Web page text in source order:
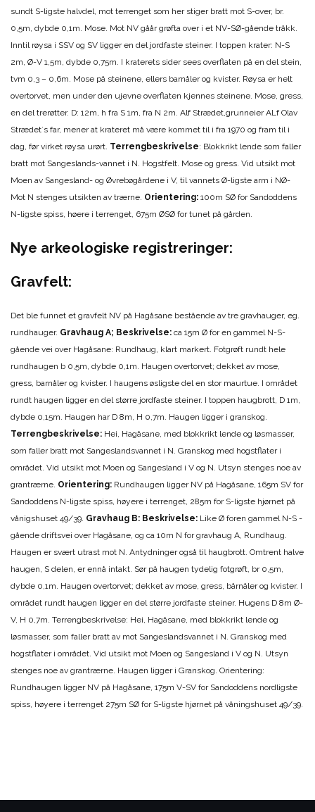
sundt S-ligste halvdel, mot terrenget som her stiger bratt mot S-over, br.
0,5m, dybde 0,1m. Mose. Mot NV gåår grøfta over i et NV-SØ-gående tråkk.
Inntil røysa i SSV og SV ligger en del jordfaste steiner. I toppen krater: N-S
2m, Ø-V 1,5m, dybde 0,75m. I kraterets sider sees overflaten på en del stein,
tvm 0,3 – 0,6m. Mose på steinene, ellers barnåler og kvister. Røysa er helt
overtorvet, men under den ujevne overflaten kjennes steinene. Mose, gress,
en del trerøtter. D: 12m, h fra S 1m, fra N 2m. Alf Strædet,grunneier ALf Olav
Strædet`s far, mener at krateret må være kommet til i fra 1970 og fram til i
dag, før virket røysa urørt. Terrengbeskrivelse: Blokkrikt lende som faller
bratt mot Sangeslands-vannet i N. Hogstfelt. Mose og gress. Vid utsikt mot
Moen av Sangesland- og Øvrebøgårdene i V, til vannets Ø-ligste arm i NØ-
Mot N stenges utsikten av trærne. Orientering: 100m SØ for Sandoddens
N-ligste spiss, høere i terrenget, 675m ØSØ for tunet på gården.
Nye arkeologiske registreringer:
Gravfelt:
Det ble funnet et gravfelt NV på Hagåsane bestående av tre gravhauger, eg.
rundhauger. Gravhaug A; Beskrivelse: ca 15m Ø for en gammel N-S-
gående vei over Hagåsane: Rundhaug, klart markert. Fotgrøft rundt hele
rundhaugen b 0,5m, dybde 0,1m. Haugen overtorvet; dekket av mose,
gress, barnåler og kvister. I haugens øsligste del en stor maurtue. I området
rundt haugen ligger en del større jordfaste steiner. I toppen haugbrott, D 1m,
dybde 0,15m. Haugen har D 8m, H 0,7m. Haugen ligger i granskog.
Terrengbeskrivelse: Hei, Hagåsane, med blokkrikt lende og løsmasser,
som faller bratt mot Sangeslandsvannet i N. Granskog med hogstflater i
området. Vid utsikt mot Moen og Sangesland i V og N. Utsyn stenges noe av
grantrærne. Orientering: Rundhaugen ligger NV på Hagåsane, 165m SV for
Sandoddens N-ligste spiss, høyere i terrenget, 285m for S-ligste hjørnet på
vånigshuset 49/39. Gravhaug B: Beskrivelse: Like Ø foren gammel N-S -
gående driftsvei over Hagåsane, og ca 10m N for gravhaug A, Rundhaug.
Haugen er svært utrast mot N. Antydninger også til haugbrott. Omtrent halve
haugen, S delen, er ennå intakt. Sør på haugen tydelig fotgrøft, br 0,5m,
dybde 0,1m. Haugen overtorvet; dekket av mose, gress, bårnåler og kvister. I
området rundt haugen ligger en del større jordfaste steiner. Hugens D 8m Ø-
V, H 0,7m. Terrengbeskrivelse: Hei, Hagåsane, med blokkrikt lende og
løsmasser, som faller bratt av mot Sangeslandsvannet i N. Granskog med
hogstflater i området. Vid utsikt mot Moen og Sangesland i V og N. Utsyn
stenges noe av grantrærne. Haugen ligger i Granskog. Orientering:
Rundhaugen ligger NV på Hagåsane, 175m V-SV for Sandoddens nordligste
spiss, høyere i terrenget 275m SØ for S-ligste hjørnet på våningshuset 49/39.